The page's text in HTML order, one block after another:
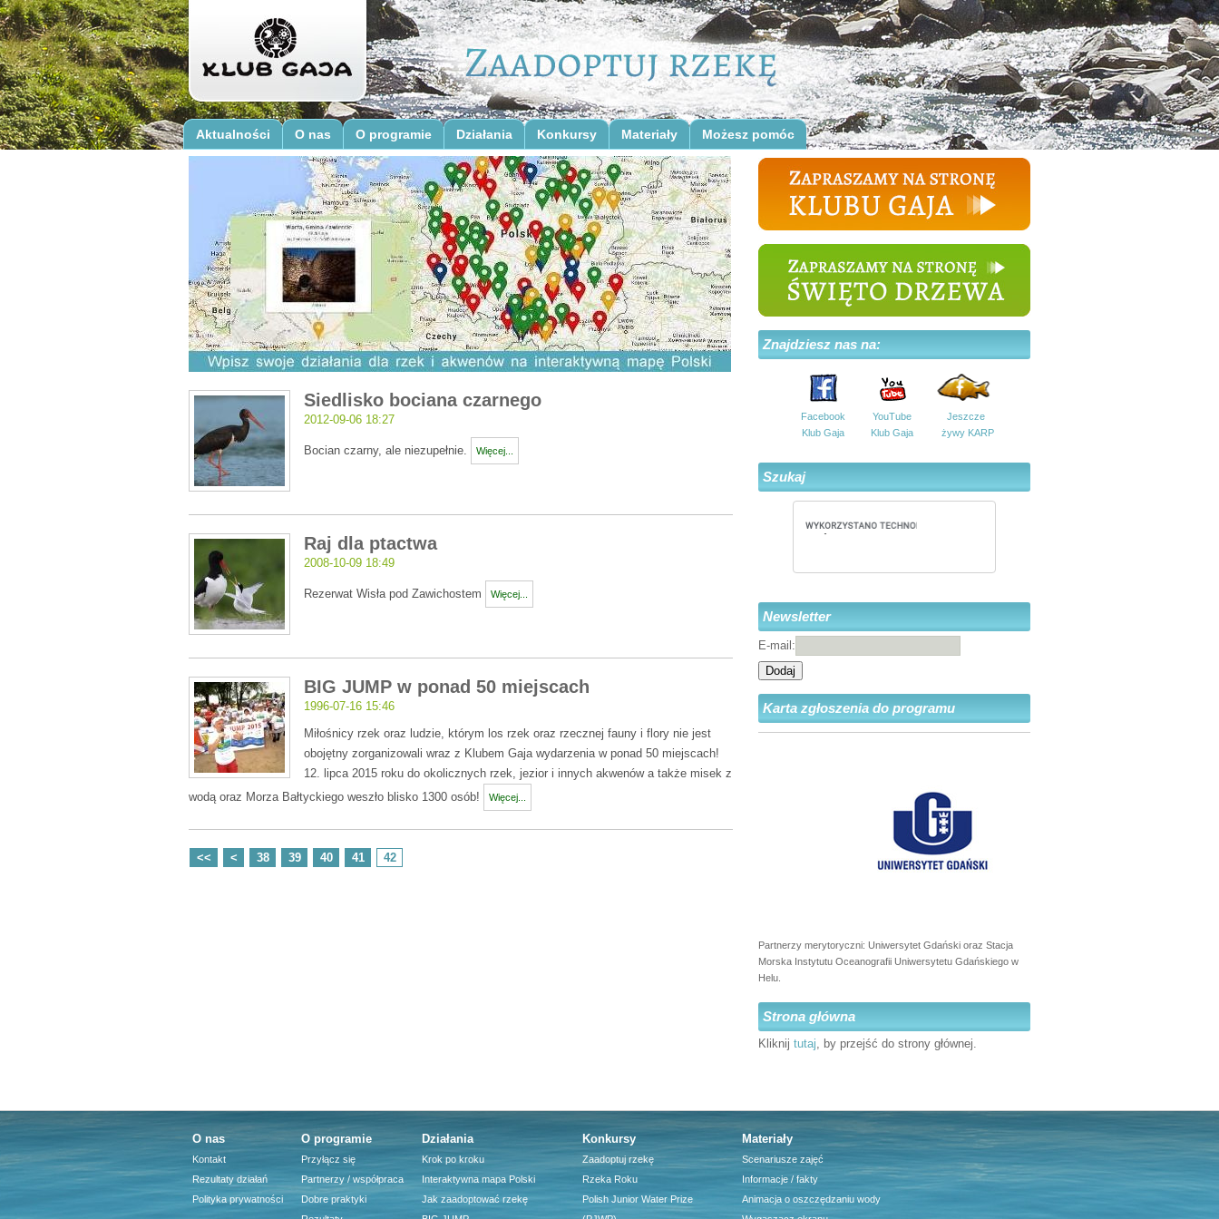
Aktualności O nas O programie Działania Konkursy Materiały Możesz pomóc
Siedlisko bociana czarnego
2012-09-06 18:27
Bocian czarny, ale niezupełnie. Więcej...
Raj dla ptactwa
2008-10-09 18:49
Rezerwat Wisła pod Zawichostem Więcej...
BIG JUMP w ponad 50 miejscach
1996-07-16 15:46
Miłośnicy rzek oraz ludzie, którym los rzek oraz rzecznej fauny i flory nie jest
obojętny zorganizowali wraz z Klubem Gaja wydarzenia w ponad 50 miejscach!
12. lipca 2015 roku do okolicznych rzek, jezior i innych akwenów a także misek z
wodą oraz Morza Bałtyckiego weszło blisko 1300 osób!
Więcej...
<< < 38 39 40 41 42
Znajdziesz nas na:
Facebook
Klub Gaja
YouTube
Klub Gaja
Jeszcze
żywy KARP
Szukaj
Newsletter
E-mail:
Dodaj
Karta zgłoszenia do programu
Partnerzy merytoryczni: Uniwersytet Gdański oraz Stacja
Morska Instytutu Oceanografii Uniwersytetu Gdańskiego w
Helu.
Strona główna
Kliknij tutaj, by przejść do strony głównej.
O nas
Kontakt
Rezultaty działań
Polityka prywatności
O programie
Przyłącz się
Partnerzy / współpraca
Dobre praktyki
Działania
Krok po kroku
Interaktywna mapa Polski
Jak zaadoptować rzekę
Konkursy
Zaadoptuj rzekę
Rzeka Roku
Polish Junior Water Prize
Materiały
Scenariusze zajęć
Informacje / fakty
Animacja o oszczędzaniu wody